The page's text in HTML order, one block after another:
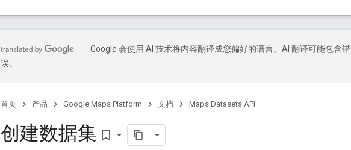
Google 会使用 AI 技术将内容翻译成您偏好的语言。AI 翻译可能包含错
误。
首页 产品 Google Maps Platform 文档 Maps Datasets API
创建数据集 bookmark_border